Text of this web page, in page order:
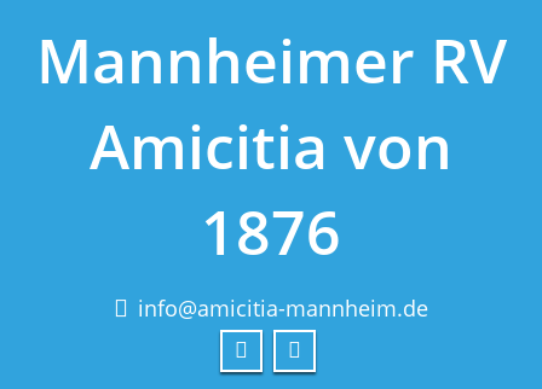
Mannheimer RV
Amicitia von
1876
info@amicitia-mannheim.de